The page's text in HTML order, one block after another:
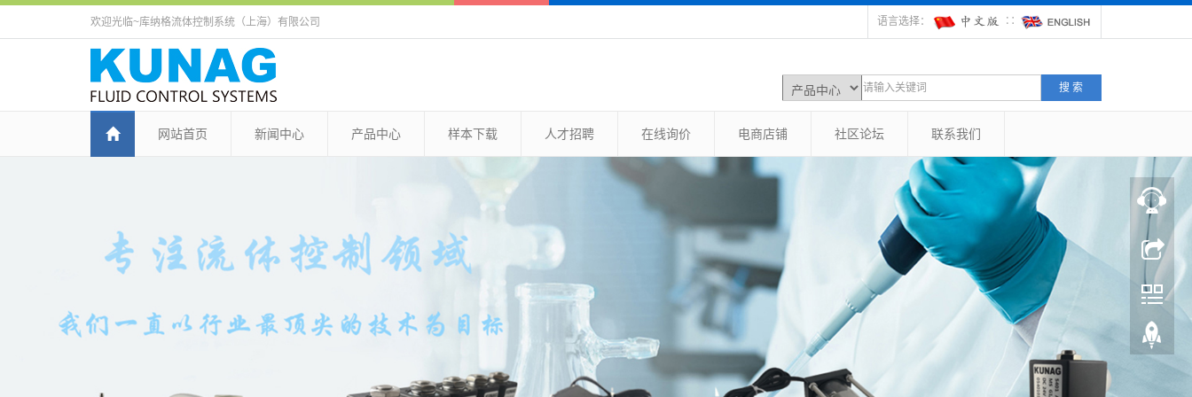
欢迎光临~库纳格流体控制系统（上海）有限公司 语言选择： ∷
搜 索
网站首页 新闻中心 产品中心 样本下载 人才招聘 在线询价 电商店铺 社区论坛 联系我们